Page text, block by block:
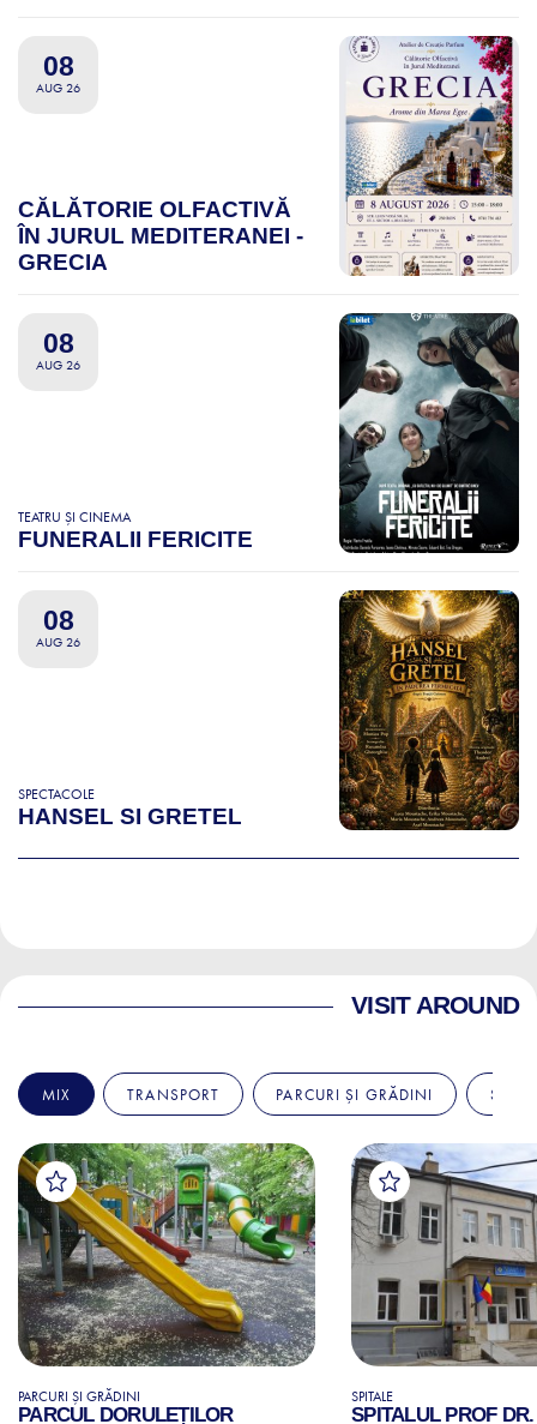
08
AUG 26
CĂLĂTORIE OLFACTIVĂ
ÎN JURUL MEDITERANEI -
GRECIA
08
AUG 26
TEATRU ȘI CINEMA
FUNERALII FERICITE
08
AUG 26
SPECTACOLE
HANSEL SI GRETEL
VISIT AROUND
MIX TRANSPORT PARCURI ȘI GRĂDINI
PARCURI ȘI GRĂDINI
PARCUL DORULEȚILOR
SPITALE
SPITALUL PROF DR.